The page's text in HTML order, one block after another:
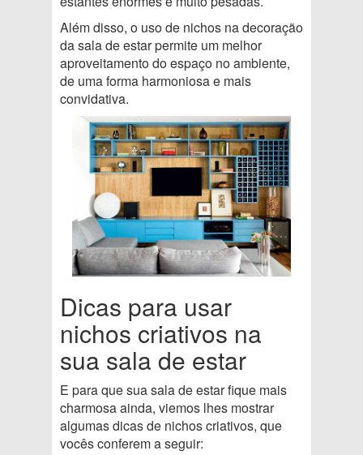
Além disso, o uso de nichos na decoração
da sala de estar permite um melhor
aproveitamento do espaço no ambiente,
de uma forma harmoniosa e mais
convidativa.
Dicas para usar
nichos criativos na
sua sala de estar
E para que sua sala de estar fique mais
charmosa ainda, viemos lhes mostrar
algumas dicas de nichos criativos, que
vocês conferem a seguir: